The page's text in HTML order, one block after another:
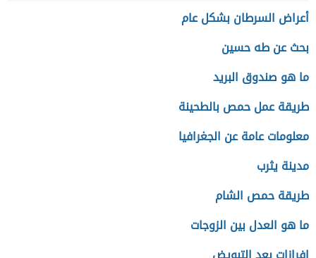
أعراض السرطان بشكل عام
بحث عن طه حسين
ما هو صندوق البريد
طريقة عمل حمص بالطحينة
معلومات عامة عن الجغرافيا
مدينة يثرب
طريقة حمص الشام
ما هو العدل بين الزوجات